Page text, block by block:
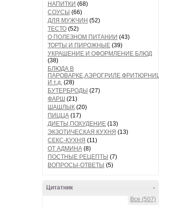
НАПИТКИ (68)
СОУСЫ (66)
ДЛЯ МУЖЧИН (52)
ТЕСТО (52)
О ПОЛЕЗНОМ ПИТАНИИ (43)
ТОРТЫ И ПИРОЖНЫЕ (39)
УКРАШЕНИЕ И ОФОРМЛЕНИЕ БЛЮД
(38)
БЛЮДА В
ПАРОВАРКЕ,АЭРОГРИЛЕ,ФРИТЮРНИЦЕ
И т.д. (28)
БУТЕРБРОДЫ (27)
ФАРШ (21)
ШАШЛЫК (20)
ПИЦЦА (17)
ДИЕТЫ,ПОХУДЕНИЕ (13)
ЭКЗОТИЧЕСКАЯ КУХНЯ (13)
СЕКС-КУХНЯ (11)
ОТ АДМИНА (8)
ПОСТНЫЕ РЕЦЕПТЫ (7)
ВОПРОСЫ-ОТВЕТЫ (5)
-
Цитатник
Все (507)